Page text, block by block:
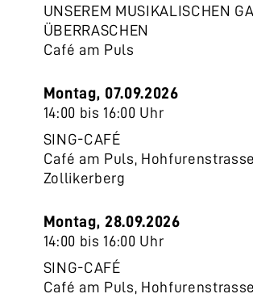
UNSEREM MUSIKALISCHEN
ÜBERRASCHEN
Café am Puls
Montag, 07.09.2026
14:00 bis 16:00 Uhr
SING-CAFÉ
Café am Puls, Hohfurenstrasse
Zollikerberg
Montag, 28.09.2026
14:00 bis 16:00 Uhr
SING-CAFÉ
Café am Puls, Hohfurenstrasse